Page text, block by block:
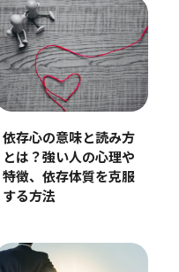
依存心の意味と読み方
とは？強い人の心理や
特徴、依存体質を克服
する方法